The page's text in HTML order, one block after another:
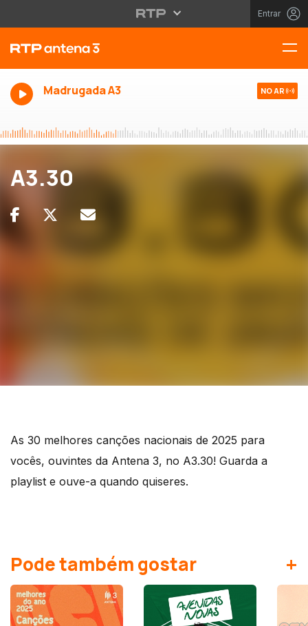
Entrar
Madrugada A3 NO AR
A3.30
As 30 melhores canções nacionais de 2025 para
vocês, ouvintes da Antena 3, no A3.30! Guarda a
playlist e ouve-a quando quiseres.
Pode também gostar +